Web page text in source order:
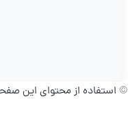
© استفاده از محتوای این